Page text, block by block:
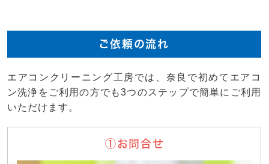
ご依頼の流れ
エアコンクリーニング工房では、奈良で初めてエアコ
ン洗浄をご利用の方でも3つのステップで簡単にご利用
いただけます。
①お問合せ